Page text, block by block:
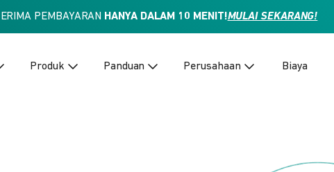
PEMBAYARAN HANYA DALAM 10 MENIT!MULAI SEKARANG!
Produk Panduan Perusahaan Biaya